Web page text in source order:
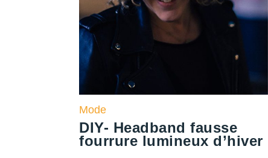
DIY- Headband fausse
fourrure lumineux d’hiver
Mode